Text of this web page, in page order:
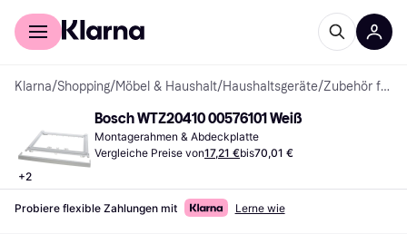
Für Shopper
Klarna/Shopping/Möbel & Haushalt/Haushaltsgeräte/ Zubehör für Weißwaren
+2
Bosch WTZ20410 00576101 Weiß
Montagerahmen & Abdeckplatte
Vergleiche Preise von17,21 €bis70,01 €
Probiere flexible Zahlungen mit Lerne wie